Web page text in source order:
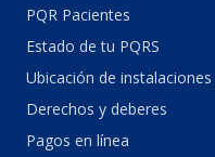
PQR Pacientes
Estado de tu PQRS
Ubicación de instalaciones
Derechos y deberes
Pagos en línea